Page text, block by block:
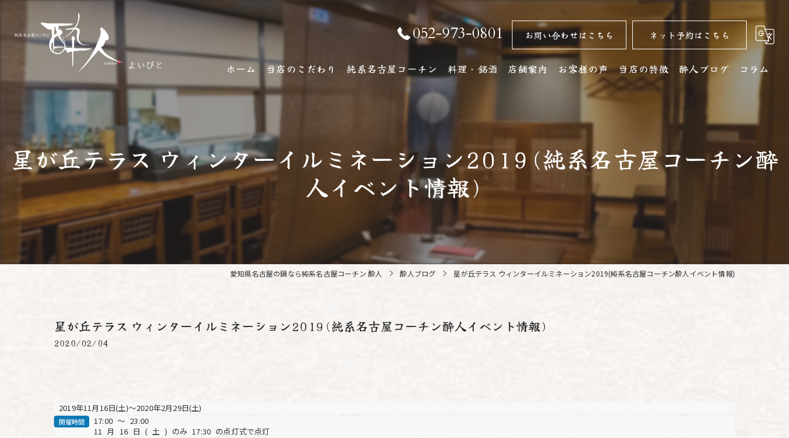
052-973-0801 お問い合わせはこちら ネット予約はこちら
ホーム 当店のこだわり 純系名古屋コーチン
純系名古屋コーチンとは
料理・銘酒
厳選銘酒・地元の銘酒
ワインリスト
その他ドリンク
店舗案内
アクセス
お客様の声 当店の特徴
コース
ディナー
酔人ブログ コラム
星が丘テラス ウィンターイルミネーション2019(純系名古屋コーチン酔
人イベント情報)
愛知県名古屋の鍋なら純系名古屋コーチン 酔人 酔人ブログ 星が丘テラス ウィンターイルミネーション2019(純系名古屋コーチン酔人イベント情報)
星が丘テラス ウィンターイルミネーション2019(純系名古屋コーチン酔人イベント情報)
2020/02/04
2019年11月16日(土)～2020年2月29日(土)
開催時間 17:00 ～ 23:00
11 月 16 日 ( 土 ) のみ 17:30 の点灯式で点灯